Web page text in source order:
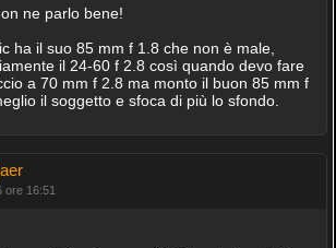
ne parlo bene!
ha il suo 85 mm f 1.8 che non è male,
il 24-60 f 2.8 così quando devo fare
a 70 mm f 2.8 ma monto il buon 85 mm f
il soggetto e sfoca di più lo sfondo.
ore 16:51